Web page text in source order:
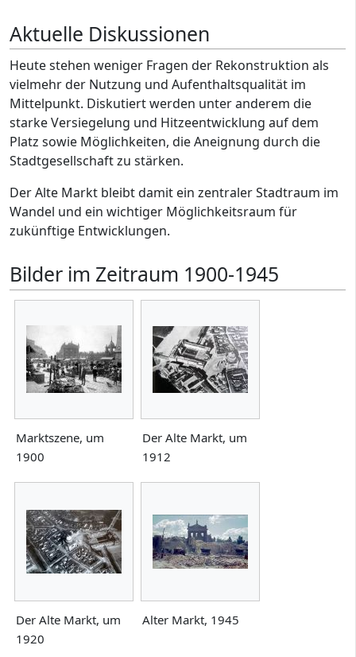
Aktuelle Diskussionen
Heute stehen weniger Fragen der Rekonstruktion als
vielmehr der Nutzung und Aufenthaltsqualität im
Mittelpunkt. Diskutiert werden unter anderem die
starke Versiegelung und Hitzeentwicklung auf dem
Platz sowie Möglichkeiten, die Aneignung durch die
Stadtgesellschaft zu stärken.
Der Alte Markt bleibt damit ein zentraler Stadtraum im
Wandel und ein wichtiger Möglichkeitsraum für
zukünftige Entwicklungen.
Bilder im Zeitraum 1900-1945
Marktszene, um
1900
Der Alte Markt, um
1912
Der Alte Markt, um
1920
Alter Markt, 1945